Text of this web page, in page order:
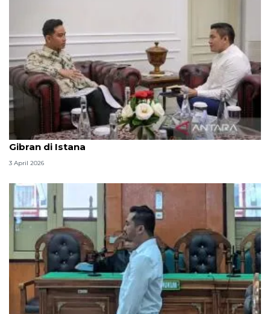
Seskab Teddy silaturahmi Idul Fitri ke Wapres
Gibran di Istana
3 April 2026